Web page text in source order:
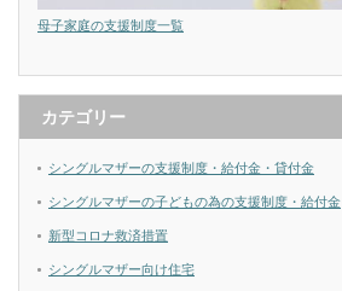
母子家庭の支援制度一覧
カテゴリー
シングルマザーの支援制度・給付金・貸付金
シングルマザーの子どもの為の支援制度・給付金
新型コロナ救済措置
シングルマザー向け住宅